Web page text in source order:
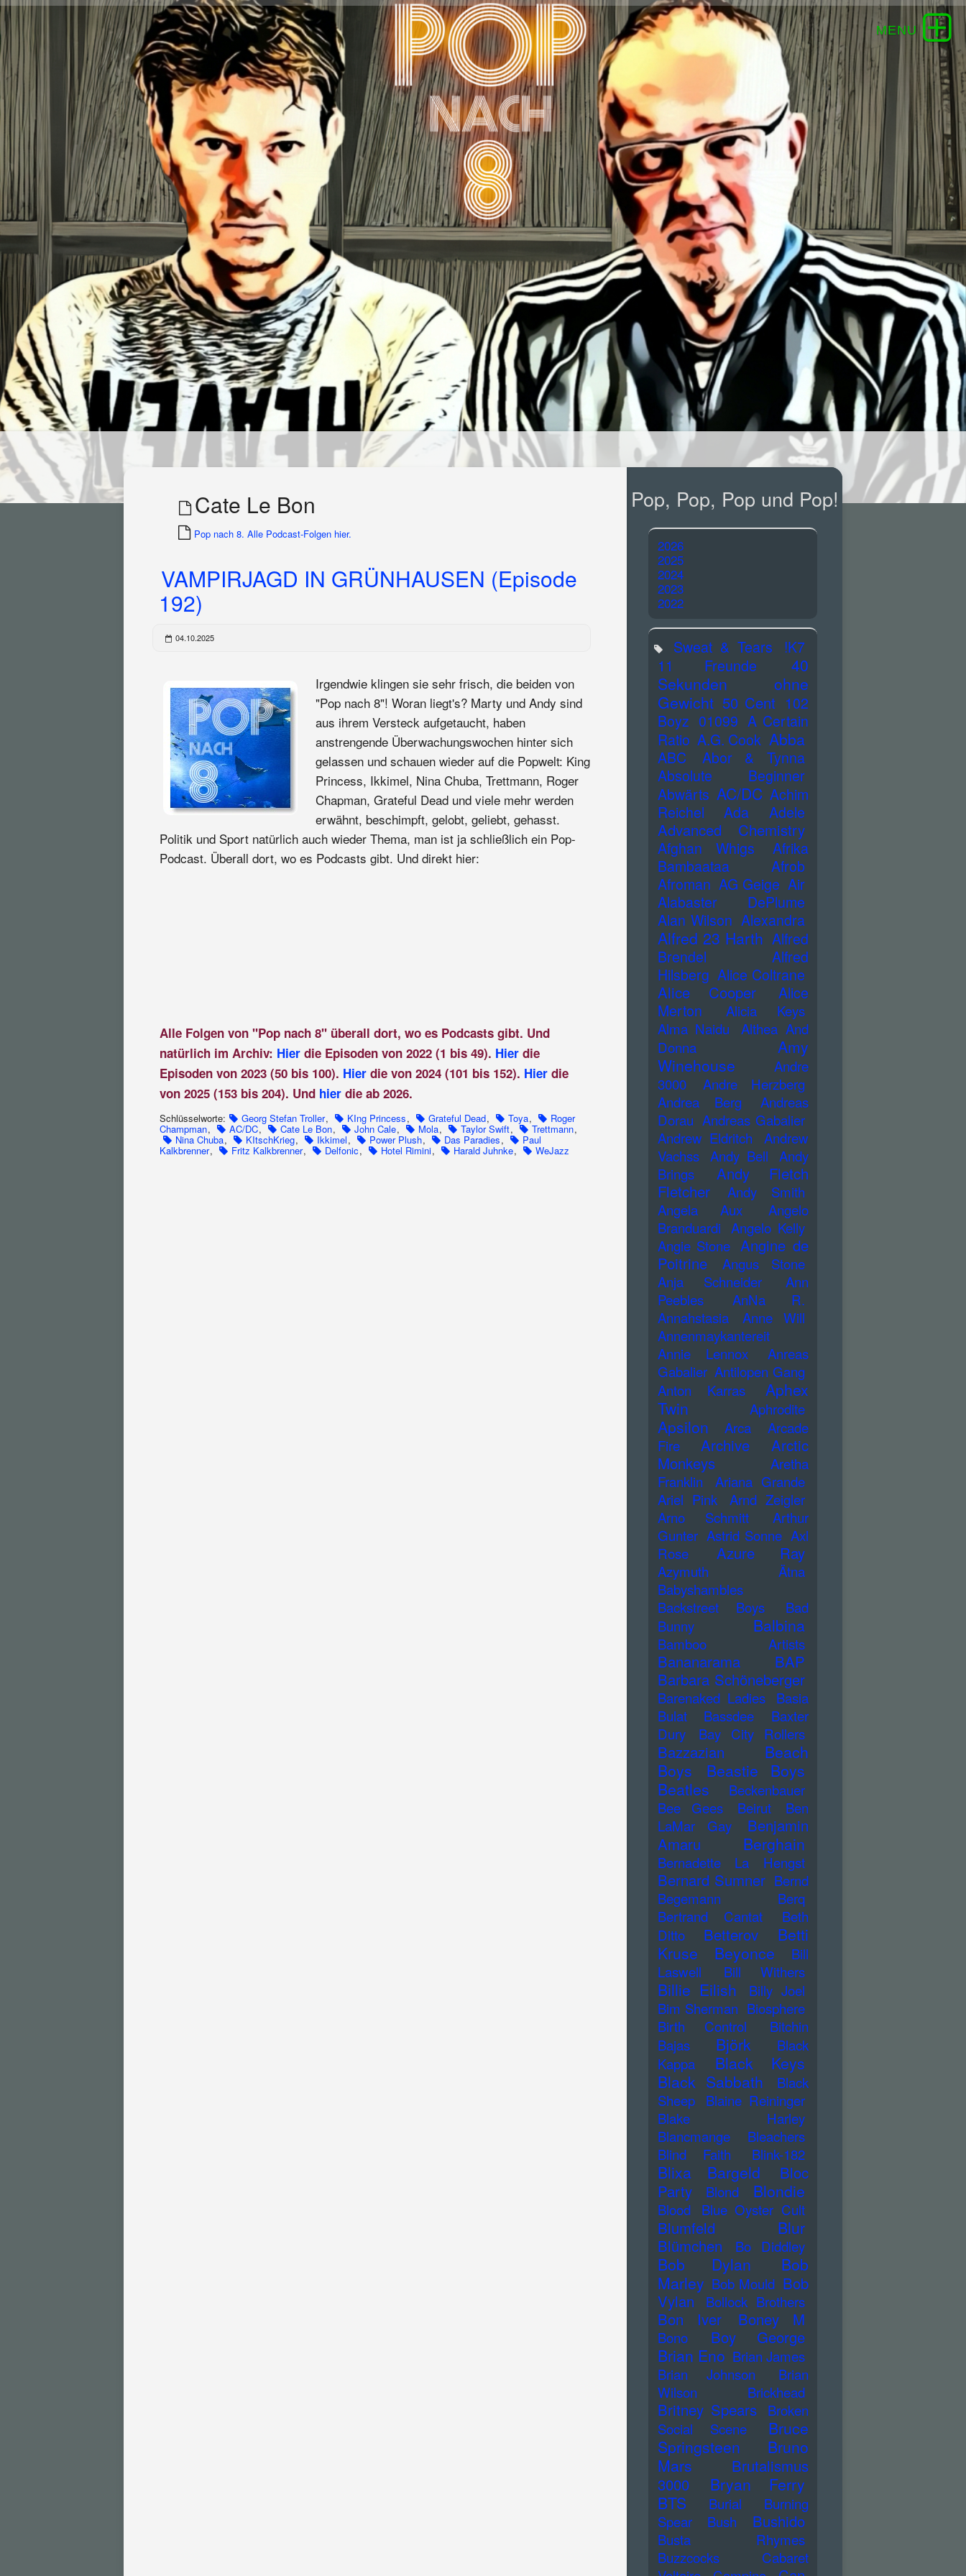
Cate Le Bon
Pop nach 8. Alle Podcast-Folgen hier.
VAMPIRJAGD IN GRÜNHAUSEN (Episode
192)
04.10.2025
Irgendwie klingen sie sehr frisch, die beiden von
"Pop nach 8"! Woran liegt's? Marty und Andy sind
aus ihrem Versteck aufgetaucht, haben
anstrengende Überwachungswochen hinter sich
gelassen und schauen wieder auf die Popwelt: King
Princess, Ikkimel, Nina Chuba, Trettmann, Roger
Chapman, Grateful Dead und viele mehr werden
erwähnt, beschimpft, gelobt, geliebt, gehasst.
Politik und Sport natürlich auch wieder Thema, man ist ja schließlich ein Pop-
Podcast. Überall dort, wo es Podcasts gibt. Und direkt hier:
Alle Folgen von "Pop nach 8" überall dort, wo es Podcasts gibt. Und
natürlich im Archiv: Hier die Episoden von 2022 (1 bis 49). Hier die
Episoden von 2023 (50 bis 100). Hier die von 2024 (101 bis 152). Hier die
von 2025 (153 bis 204). Und hier die ab 2026.
Schlüsselworte: Georg Stefan Troller, KIng Princess, Grateful Dead, Toya, Roger
Champman, AC/DC, Cate Le Bon, John Cale, Mola, Taylor Swift, Trettmann,
Nina Chuba, KItschKrieg, Ikkimel, Power Plush, Das Paradies, Paul
Kalkbrenner, Fritz Kalkbrenner, Delfonic, Hotel Rimini, Harald Juhnke, WeJazz
Pop, Pop, Pop und Pop!
2026
2025
2024
2023
2022
Sweat & Tears
!K7
11 Freunde
40
Sekunden ohne
Gewicht 50 Cent 102
Boyz 01099 A Certain
Ratio A.G. Cook Abba
ABC
Abor & Tynna
Absolute Beginner
Abwärts AC/DC Achim
Reichel
Ada Adele
Advanced Chemistry
Afghan Whigs
Afrika
Bambaataa
Afrob
Afroman AG Geige Air
Alabaster DePlume
Alan Wilson Alexandra
Alfred 23 Harth Alfred
Brendel
Alfred
Hilsberg Alice Coltrane
Alice Cooper
Alice
Merton
Alicia Keys
Alma Naidu
Althea And
Donna
Amy
Winehouse
Andre
3000
Andre Herzberg
Andrea Berg
Andreas
Dorau Andreas Gabalier
Andrew Eldritch
Andrew
Vachss Andy Bell
Andy
Brings
Andy Fletch
Fletcher
Andy Smith
Angela Aux
Angelo
Branduardi Angelo Kelly
Angie Stone Angine de
Poitrine
Angus Stone
Anja Schneider
Ann
Peebles
AnNa R.
Annahstasia
Anne Will
Annenmaykantereit
Annie Lennox
Anreas
Gabalier Antilopen Gang
Anton Karras
Aphex
Twin
Aphrodite
Apsilon Arca
Arcade
Fire
Archive
Arctic
Monkeys
Aretha
Franklin
Ariana Grande
Ariel Pink
Arnd Zeigler
Arno Schmitt
Arthur
Gunter Astrid Sonne Axl
Rose
Azure Ray
Azymuth
Ätna
Babyshambles
Backstreet Boys
Bad
Bunny
Balbina
Bamboo Artists
Bananarama
BAP
Barbara Schöneberger
Barenaked Ladies
Basia
Bulat
Bassdee
Baxter
Dury
Bay City Rollers
Bazzazian
Beach
Boys
Beastie Boys
Beatles
Beckenbauer
Bee Gees
Beirut
Ben
LaMar Gay
Benjamin
Amaru
Berghain
Bernadette La Hengst
Bernard Sumner Bernd
Begemann
Berq
Bertrand Cantat
Beth
Ditto
Betterov
Betti
Kruse
Beyonce
Bill
Laswell
Bill Withers
Billie Eilish
Billy Joel
Bim Sherman Biosphere
Birth Control
Bitchin
Bajas
Björk
Black
Kappa
Black Keys
Black Sabbath
Black
Sheep
Blaine Reininger
Blake Harley
Blancmange
Bleachers
Blind Faith
Blink-182
Blixa Bargeld
Bloc
Party
Blond Blondie
Blood Blue Oyster Cult
Blumfeld Blur
Blümchen Bo Diddley
Bob Dylan
Bob
Marley Bob Mould Bob
Vylan
Bollock Brothers
Bon Iver Boney M
Bono Boy George
Brian Eno Brian James
Brian Johnson
Brian
Wilson
Brickhead
Britney Spears
Broken
Social Scene
Bruce
Springsteen
Bruno
Mars
Brutalismus
3000
Bryan Ferry
BTS
Burial
Burning
Spear
Bush Bushido
Busta Rhymes
Buzzcocks
Cabaret